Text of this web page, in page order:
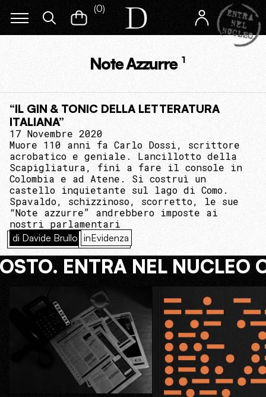
(0)
Note Azzurre 1
“IL GIN & TONIC DELLA LETTERATURA
ITALIANA”
17 Novembre 2020
Muore 110 anni fa Carlo Dossi, scrittore
acrobatico e geniale. Lancillotto della
Scapigliatura, finì a fare il console in
Colombia e ad Atene. Si costruì un
castello inquietante sul lago di Como.
Spavaldo, schizzinoso, scorretto, le sue
“Note azzurre” andrebbero imposte ai
nostri parlamentari
di Davide Brullo inEvidenza
ENTRA NEL NUCLEO